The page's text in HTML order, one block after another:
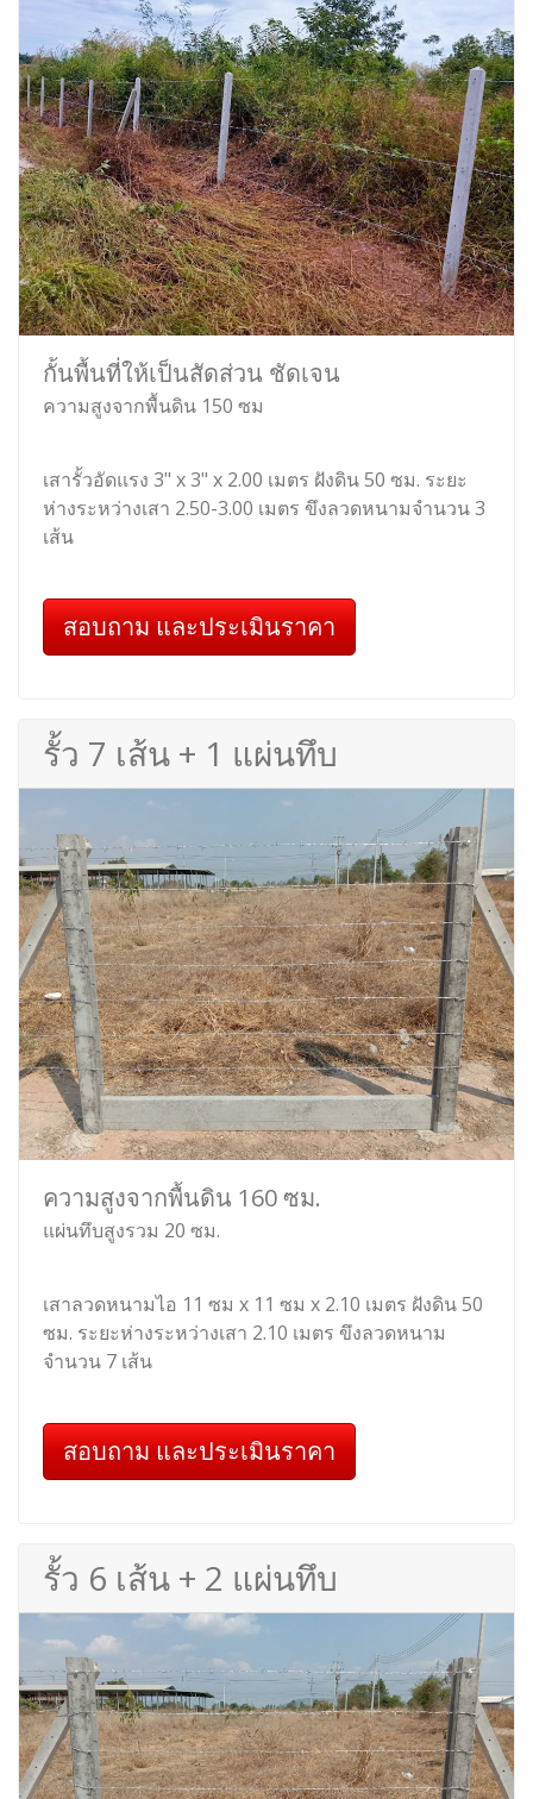
กั้นพื้นที่ให้เป็นสัดส่วน ชัดเจน
ความสูงจากพื้นดิน 150 ซม
เสารั้วอัดแรง 3" x 3" x 2.00 เมตร ฝังดิน 50 ซม. ระยะ
ห่างระหว่างเสา 2.50-3.00 เมตร ขึงลวดหนามจำนวน 3
เส้น
สอบถาม และประเมินราคา
รั้ว 7 เส้น + 1 แผ่นทึบ
ความสูงจากพื้นดิน 160 ซม.
แผ่นทึบสูงรวม 20 ซม.
เสาลวดหนามไอ 11 ซม x 11 ซม x 2.10 เมตร ฝังดิน 50
ซม. ระยะห่างระหว่างเสา 2.10 เมตร ขึงลวดหนาม
จำนวน 7 เส้น
สอบถาม และประเมินราคา
รั้ว 6 เส้น + 2 แผ่นทึบ